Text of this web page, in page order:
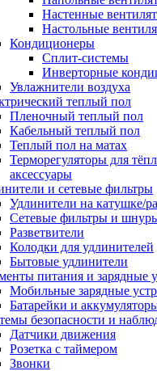
Настенные
Настольные
Кондиционеры
Сплит-системы
Инверторные
Увлажнители воздуха
теплый пол
Пленочный теплый пол
Кабельный теплый пол
Теплый пол на матах
Терморегуляторы для
аксессуары
и сетевые фильтры
Удлинители на катушке/
Сетевые фильтры и
Разветвители
Колодки для удлинителей
Бытовые удлинители
питания и зарядные
Мобильные зарядные
Батарейки и
безопасности и
Датчики движения
Розетка с таймером
Звонки